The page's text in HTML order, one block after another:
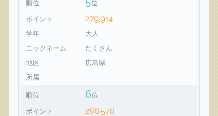
順位 位
ポイント 279,914
学年
大人
ニックネーム
たくさん
地区
広島県
所属
順位 6位
ポイント 266,576